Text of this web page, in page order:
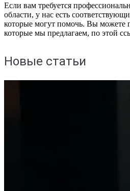
Если вам требуется
области, у нас есть
которые могут помочь. Вы можете
которые мы предлагаем, по этой
Новые статьи